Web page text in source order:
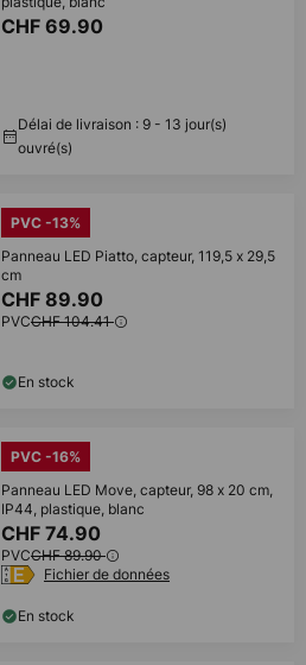
CHF 69.90
Délai de livraison : 9 - 13 jour(s)
ouvré(s)
PVC -13%
Panneau LED Piatto, capteur, 119,5 x 29,5
cm
CHF 89.90
PVCCHF 104.41
En stock
PVC -16%
Panneau LED Move, capteur, 98 x 20 cm,
IP44, plastique, blanc
CHF 74.90
PVCCHF 89.90
Fichier de données
En stock